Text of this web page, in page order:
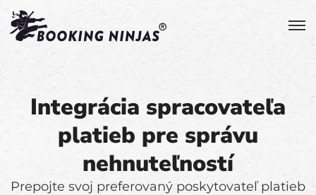
Integrácia spracovateľa
platieb pre správu
nehnuteľností
Prepojte svoj preferovaný poskytovateľ platieb